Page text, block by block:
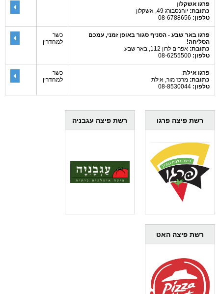
פרגו אשקלון
כתובת: יוהנסבורג 49, אשקלון
טלפון:
פרגו באר שבע - הסניף סגור באופן זמני, עמכם
הסליחה!
כתובת: אפרים לרון 112, באר שבע
טלפון:
כשר
למהדרין
פרגו אילת
כתובת: מרכז מור, אילת
טלפון:
כשר
למהדרין
רשת פיצה פרגו רשת פיצה עגבניה
רשת פיצה האט